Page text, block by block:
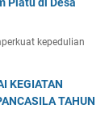
Piatu di Desa
kepedulian
KEGIATAN
TAHUN